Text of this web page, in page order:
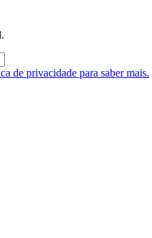
de privacidade para saber mais.